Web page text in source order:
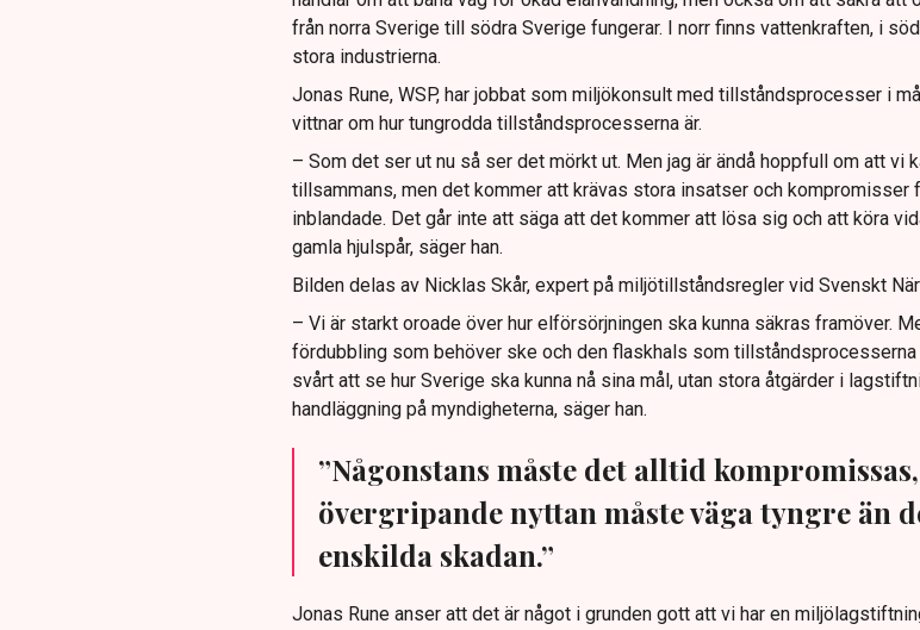
från norra Sverige till södra Sverige fungerar. I norr finns vattenkraften, i
stora industrierna.
Jonas Rune, WSP, har jobbat som miljökonsult med tillståndsprocesser i
vittnar om hur tungrodda tillståndsprocesserna är.
– Som det ser ut nu så ser det mörkt ut. Men jag är ändå hoppfull om att vi
tillsammans, men det kommer att krävas stora insatser och kompromisser
inblandade. Det går inte att säga att det kommer att lösa sig och att köra
gamla hjulspår, säger han.
Bilden delas av Nicklas Skår, expert på miljötillståndsregler vid Svenskt
– Vi är starkt oroade över hur elförsörjningen ska kunna säkras framöver.
fördubbling som behöver ske och den flaskhals som tillståndsprocesserna
svårt att se hur Sverige ska kunna nå sina mål, utan stora åtgärder i
handläggning på myndigheterna, säger han.
”Någonstans måste det alltid
övergripande nyttan måste väga tyngre än
enskilda skadan.”
Jonas Rune anser att det är något i grunden gott att vi har en